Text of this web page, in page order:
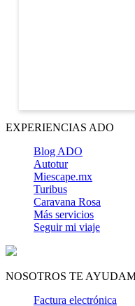
EXPERIENCIAS ADO
Blog ADO
Autotur
Miescape.mx
Turibus
Caravana Rosa
Más servicios
Seguir mi viaje
NOSOTROS TE
Factura electrónica